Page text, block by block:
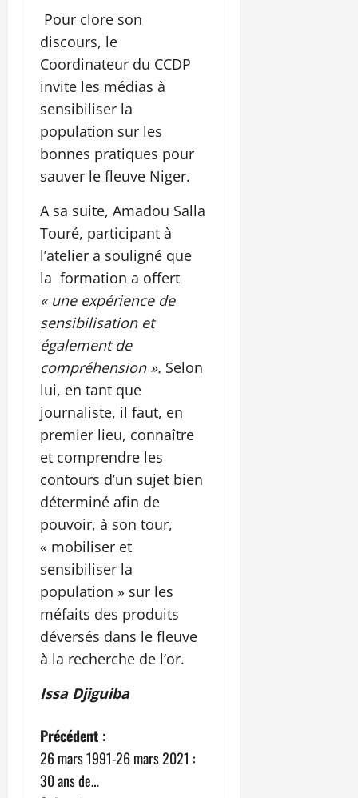
Pour clore son
discours, le
Coordinateur du CCDP
invite les médias à
sensibiliser la
population sur les
bonnes pratiques pour
sauver le fleuve Niger.
A sa suite, Amadou Salla
Touré, participant à
l’atelier a souligné que
la formation a offert
« une expérience de
sensibilisation et
également de
compréhension ». Selon
lui, en tant que
journaliste, il faut, en
premier lieu, connaître
et comprendre les
contours d’un sujet bien
déterminé afin de
pouvoir, à son tour,
« mobiliser et
sensibiliser la
population » sur les
méfaits des produits
déversés dans le fleuve
à la recherche de l’or.
Issa Djiguiba
N
a
Précédent :
26 mars 1991-26 mars 2021 :
30 ans de…